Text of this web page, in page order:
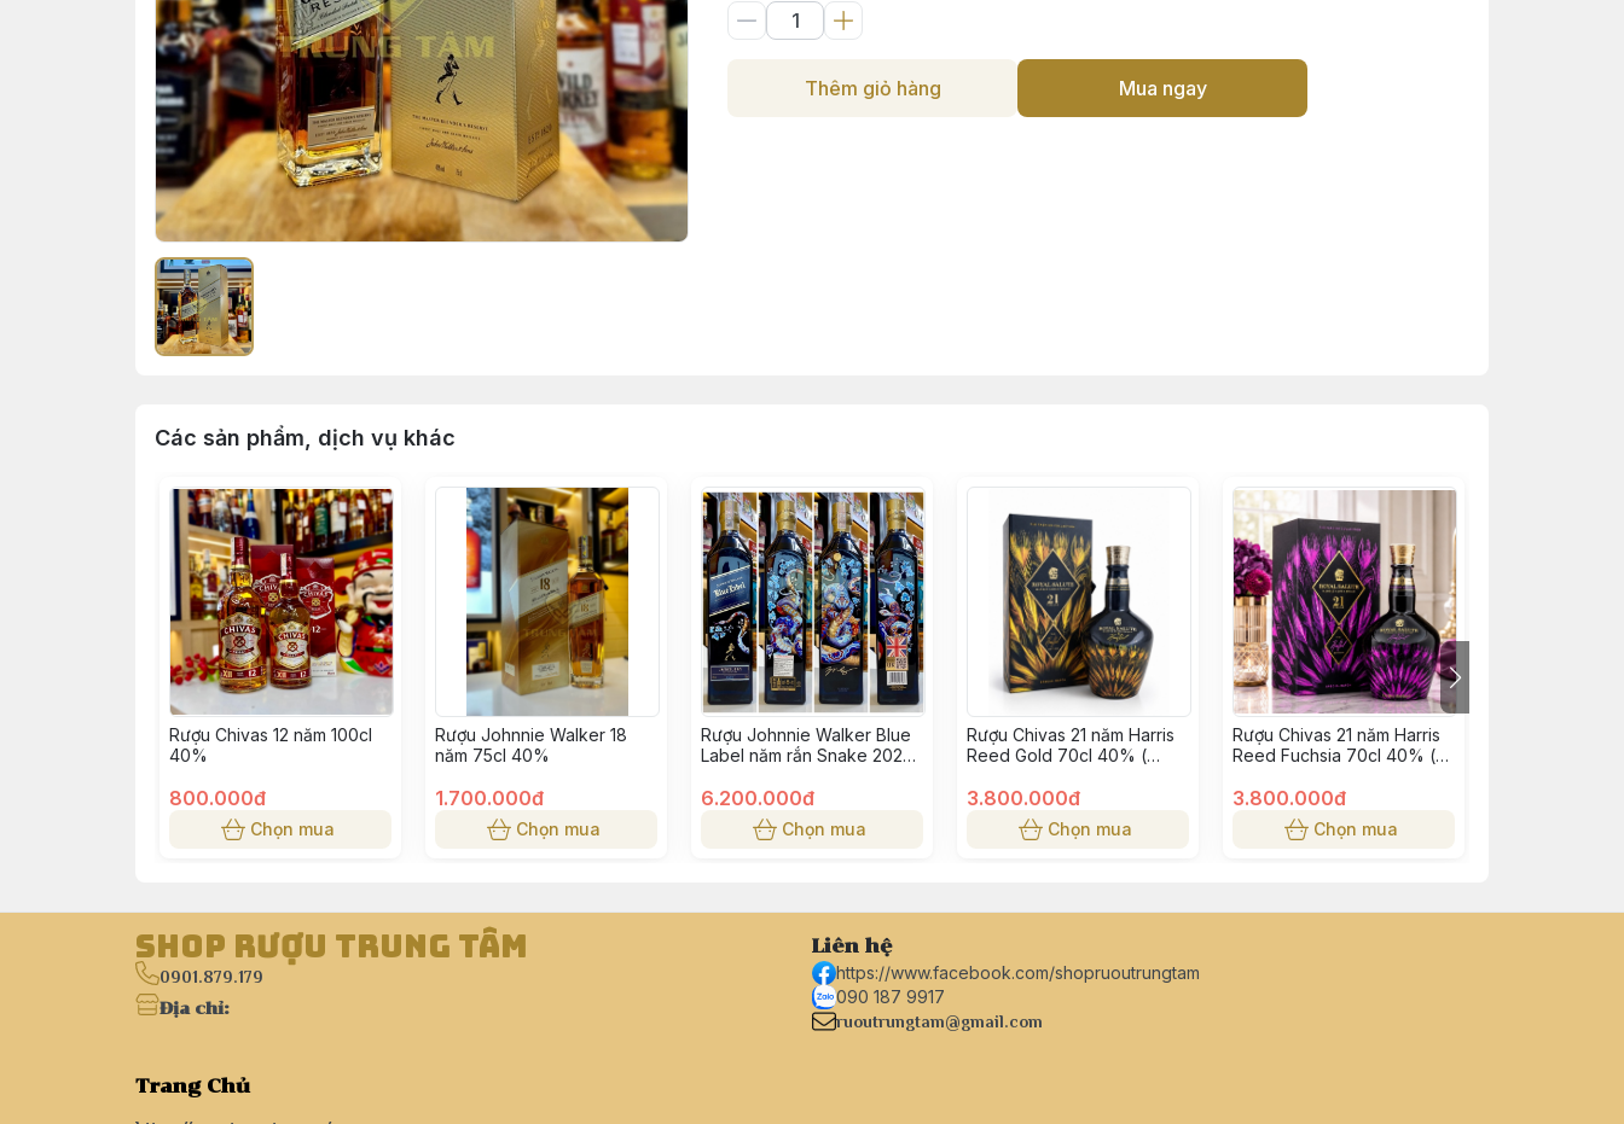
Thêm giỏ hàng Mua ngay
Các sản phẩm, dịch vụ khác
Rượu Chivas 12 năm 100cl
40%
800.000đ
Chọn mua
Rượu Johnnie Walker 18
năm 75cl 40%
1.700.000đ
Chọn mua
Rượu Johnnie Walker Blue
Label năm rắn Snake 2025
6.200.000đ
Chọn mua
Rượu Chivas 21 năm Harris
Reed Gold 70cl 40% (
3.800.000đ
Chọn mua
Rượu Chivas 21 năm Harris
Reed Fuchsia 70cl 40% (
3.800.000đ
Chọn mua
Shop Rượu Trung Tâm
0901.879.179
Địa chỉ:
Liên hệ
https://www.facebook.com/shopruoutrungtam
090 187 9917
ruoutrungtam@gmail.com
Trang Chủ